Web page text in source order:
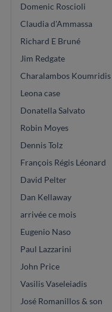
Domenic Roscioli
Claudia d'Ammassa
Richard E Bruné
Jim Redgate
Charalambos Koumridis
Leona case
Donatella Salvato
Robin Moyes
Dennis Tolz
François Régis Léonard
David Pelter
Dan Kellaway
arrivée ce mois
Eugenio Naso
Paul Lazzarini
John Price
Vasilis Vaseleiadis
José Romanillos & son